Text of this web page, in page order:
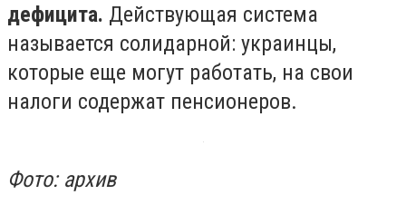
дефицита. Действующая система
называется солидарной: украинцы,
которые еще могут работать, на свои
налоги содержат пенсионеров.
Фото: архив